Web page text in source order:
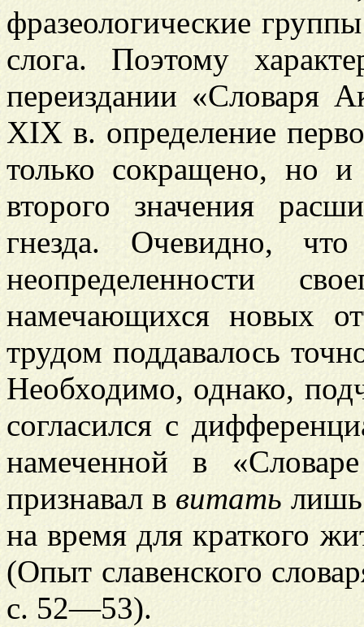
фразеологические
слога. Поэтому
переиздании «Словаря
XIX в. определение
только сокращено, но
второго значения
гнезда. Очевидно,
неопределенности
намечающихся новых
трудом поддавалось
Необходимо, однако,
согласился с
намеченной в
признавал в витать лишь
на время для краткого
(Опыт славенского
с. 52—53).